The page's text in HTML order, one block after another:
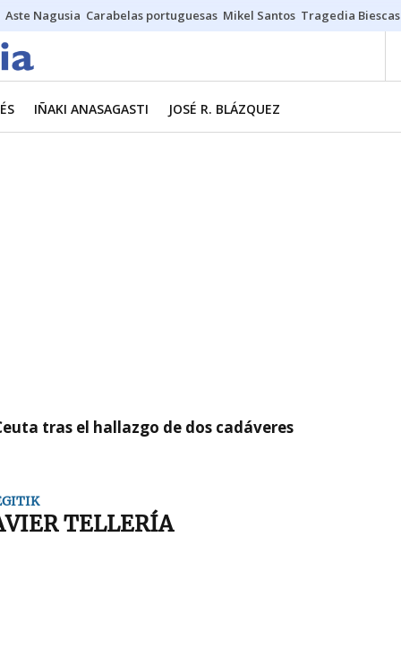
Aste Nagusia Carabelas portuguesas Mikel Santos Tragedia Biescas
IÑAKI ANASAGASTI JOSÉ R. BLÁZQUEZ
tras el hallazgo de dos cadáveres
TELLERÍA